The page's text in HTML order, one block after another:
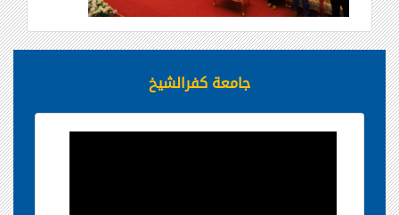
جامعة كفرالشيخ